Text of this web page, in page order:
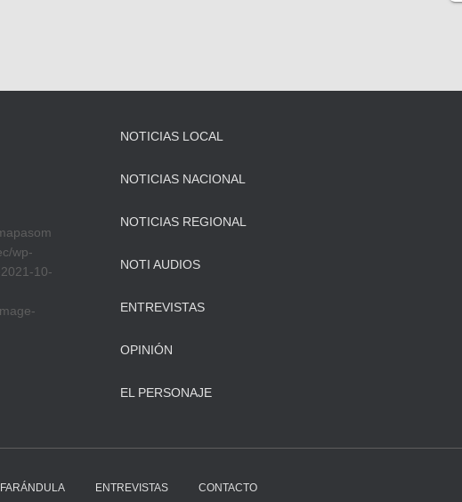
wp-
10-
NOTICIAS LOCAL
NOTICIAS NACIONAL
NOTICIAS REGIONAL
NOTI AUDIOS
ENTREVISTAS
OPINIÓN
EL PERSONAJE
FARÁNDULA ENTREVISTAS CONTACTO